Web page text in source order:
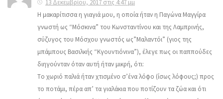
13 Δεκεμβρίου, 2017 στις 4:47 μμ
Η μακαρίτισσα η γιαγιά μου, η οποία ήταν η Παγώνα Μαγγίρα
γνωστή ως “Μόσκινα” του Κωνσταντίνου και της Λαμπρινής,
σύζυγος του Μόσχου γνωστός ως”Μαλαντόι” (γιος της
μπάμπους Βασιλκής “Κγουντιόνινα”), έλεγε πως οι παππούδες
διηγούνταν όταν αυτή ήταν μικρή, ότι:
Tο χωριό παλιά ήταν χτισμένο σ’ένα λόφο (ίσως λόφους;) προς
το ποτάμι, πέρα απ’ τα γιαλάκια που ποτίζουν τα ζώα και ότι